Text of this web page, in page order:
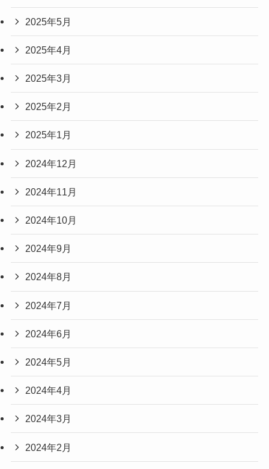
2025年5月
2025年4月
2025年3月
2025年2月
2025年1月
2024年12月
2024年11月
2024年10月
2024年9月
2024年8月
2024年7月
2024年6月
2024年5月
2024年4月
2024年3月
2024年2月